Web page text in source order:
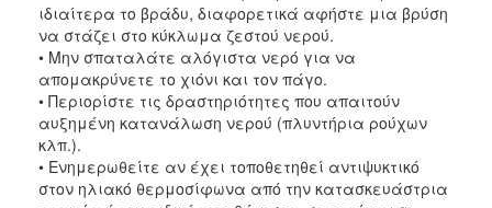
ιδιαίτερα το βράδυ, διαφορετικά αφήστε μια βρύση
να στάζει στο κύκλωμα ζεστού νερού.
• Μην σπαταλάτε αλόγιστα νερό για να
απομακρύνετε το χιόνι και τον πάγο.
• Περιορίστε τις δραστηριότητες που απαιτούν
αυξημένη κατανάλωση νερού (πλυντήρια ρούχων
κλπ.).
• Ενημερωθείτε αν έχει τοποθετηθεί αντιψυκτικό
στον ηλιακό θερμοσίφωνα από την κατασκευάστρια